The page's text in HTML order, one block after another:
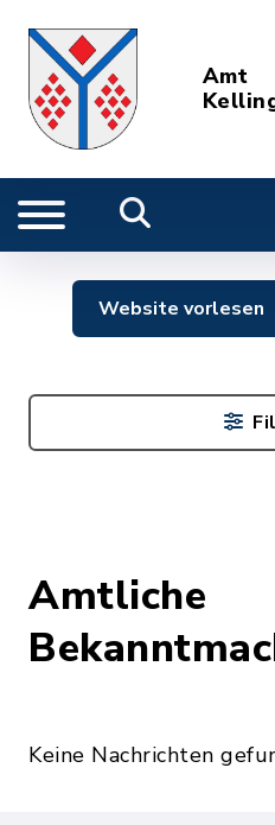
Amt
Website vorlesen
Amtliche
Keine Nachrichten